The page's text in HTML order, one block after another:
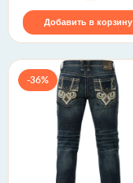
Добавить в корзину
-36%